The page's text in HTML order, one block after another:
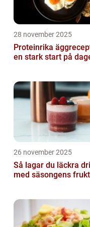
28 november 2025
Proteinrika
en stark start på
26 november 2025
Så lagar du läckra
med säsongens